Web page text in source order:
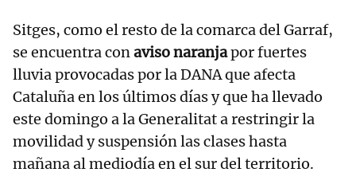
Sitges, como el resto de la comarca del Garraf,
se encuentra conaviso naranjapor fuertes
lluvia provocadas por la DANA que afecta
Cataluña en los últimos días y que ha llevado
este domingo a la Generalitat a restringir la
movilidad y suspensión las clases hasta
mañana al mediodía en el sur del territorio.